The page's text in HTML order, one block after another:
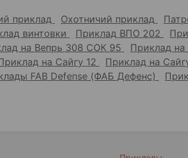
приклад Охотничий приклад
винтовки Приклад ВПО 202
на Вепрь 308 СОК 95 Приклад на
на Сайгу 12 Приклад на
FAB Defense (ФАБ Дефенс)